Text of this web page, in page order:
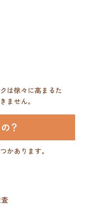
は徐々に高まるた
ません。
？
かあります。